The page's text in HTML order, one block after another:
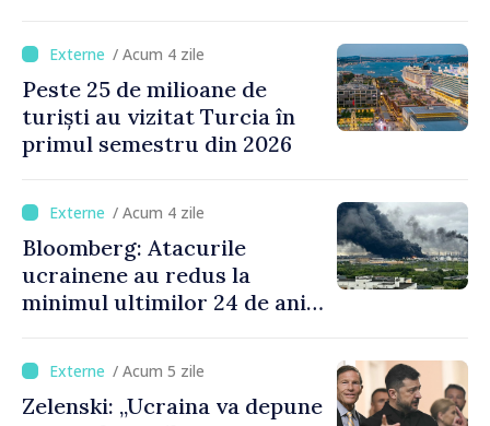
anunţă secretarul american
al Trezoreriei
/ Acum 4 zile
Peste 25 de milioane de
turiști au vizitat Turcia în
primul semestru din 2026
/ Acum 4 zile
Bloomberg: Atacurile
ucrainene au redus la
minimul ultimilor 24 de ani
Rusia
/ Acum 5 zile
Zelenski: „Ucraina va depune